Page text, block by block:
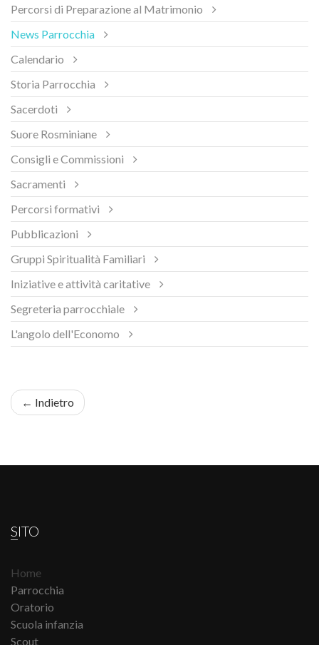
Percorsi di Preparazione al Matrimonio
News Parrocchia
Calendario
Storia Parrocchia
Sacerdoti
Suore Rosminiane
Consigli e Commissioni
Sacramenti
Percorsi formativi
Pubblicazioni
Gruppi Spiritualità Familiari
Iniziative e attività caritative
Segreteria parrocchiale
L'angolo dell'Economo
← Indietro
SITO
Home
Parrocchia
Oratorio
Scuola infanzia
Scout